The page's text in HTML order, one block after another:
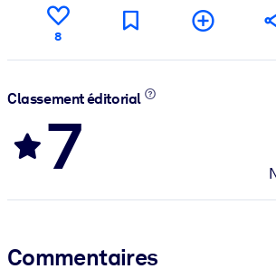
8
Classement éditorial
7
Commentaires